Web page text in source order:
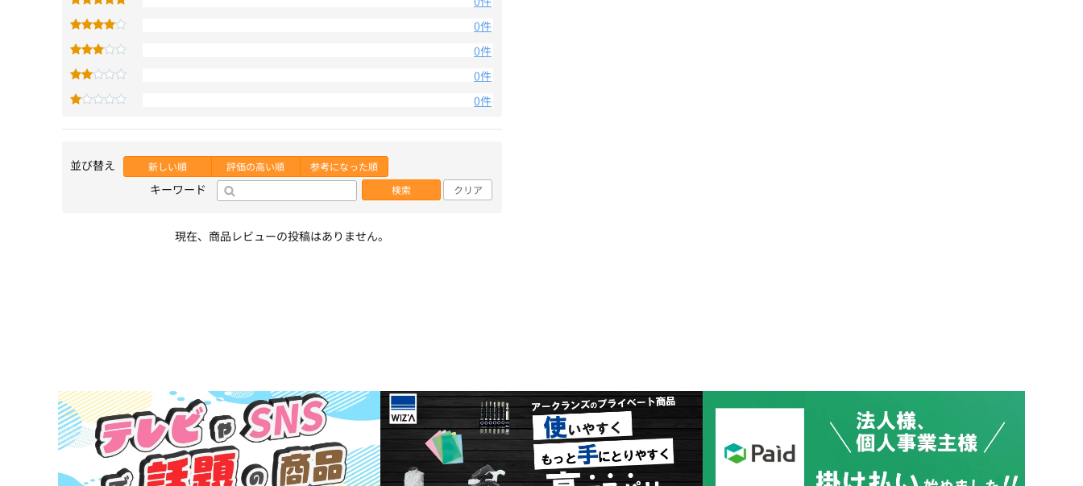
0件
0件
0件
0件
並び替え 新しい順 評価の高い順 参考になった順
キーワード 検索 クリア
現在、商品レビューの投稿はありません。